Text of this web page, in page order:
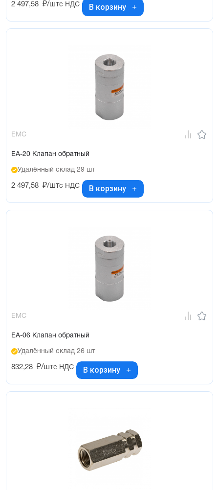
2 497,58 ₽/штс НДС В корзину
EMC
EA-20 Клапан обратный
Удалённый склад 29 шт
2 497,58 ₽/штс НДС В корзину
EMC
EA-06 Клапан обратный
Удалённый склад 26 шт
832,28 ₽/штс НДС В корзину